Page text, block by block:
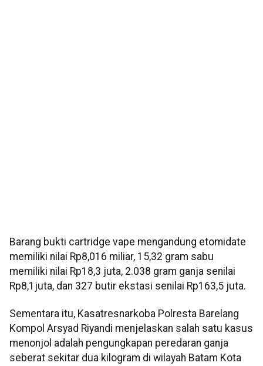
Barang bukti cartridge vape mengandung etomidate
memiliki nilai Rp8,016 miliar, 15,32 gram sabu
memiliki nilai Rp18,3 juta, 2.038 gram ganja senilai
Rp8,1juta, dan 327 butir ekstasi senilai Rp163,5 juta.
Sementara itu, Kasatresnarkoba Polresta Barelang
Kompol Arsyad Riyandi menjelaskan salah satu kasus
menonjol adalah pengungkapan peredaran ganja
seberat sekitar dua kilogram di wilayah Batam Kota